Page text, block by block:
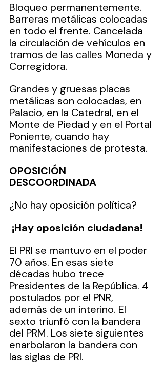
Bloqueo permanentemente.
Barreras metálicas colocadas
en todo el frente. Cancelada
la circulación de vehículos en
tramos de las calles Moneda y
Corregidora.
Grandes y gruesas placas
metálicas son colocadas, en
Palacio, en la Catedral, en el
Monte de Piedad y en el Portal
Poniente, cuando hay
manifestaciones de protesta.
OPOSICIÓN
DESCOORDINADA
¿No hay oposición política?
¡Hay oposición ciudadana!
El PRI se mantuvo en el poder
70 años. En esas siete
décadas hubo trece
Presidentes de la República. 4
postulados por el PNR,
además de un interino. El
sexto triunfó con la bandera
del PRM. Los siete siguientes
enarbolaron la bandera con
las siglas de PRI.